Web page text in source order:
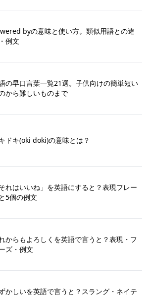
byの意味と使い方。類似用語との違
例文
の早口言葉一覧21選。子供向けの簡単短い
から難しいものまで
ドキ(oki doki)の意味とは？
それはいいね」を英語にすると？表現フレー
5個の例文
からもよろしくを英語で言うと？表現・フ
ズ・例文
かしいを英語で言うと？スラング・ネイテ